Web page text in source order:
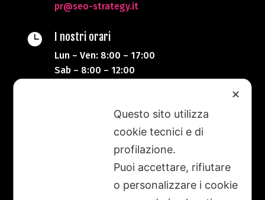
pr@seo-strategy.it
 I nostri orari
Lun – Ven: 8:00 – 17:00
Sab – 8:00 – 12:00
+39 333 87 20 623
Il portale SEO-Strategy è nato col Corso SEO
Strategy per Marketing Technology Specialist
✕
Questo sito utilizza
cookie tecnici e di
profilazione.
Puoi accettare, rifiutare
o personalizzare i cookie